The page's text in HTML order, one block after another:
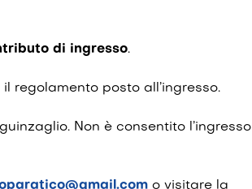
di ingresso.
regolamento posto all’ingresso.
Non è consentito l’ingresso
o visitare la